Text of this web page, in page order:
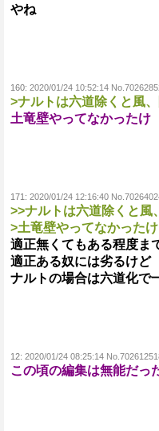
やね
160: 2020/01/24 10:52:14
>ナルトは六道除くと風
土竜壁やってなかったけ
171: 2020/01/24 12:16:40
>>ナルトは六道除くと風
>土竜壁やってなかったけ
適正無くてもある程度ま
適正ある奴には劣るけど
ナルトの場合は六道化で
12: 2020/01/24 08:25:14
この頃の編集は無能だっ